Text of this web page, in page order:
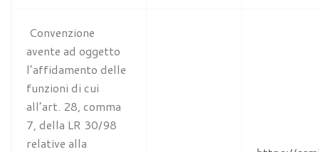
Convenzione
avente ad oggetto
l’affidamento delle
funzioni di cui
all’art. 28, comma
7, della LR 30/98
relative alla